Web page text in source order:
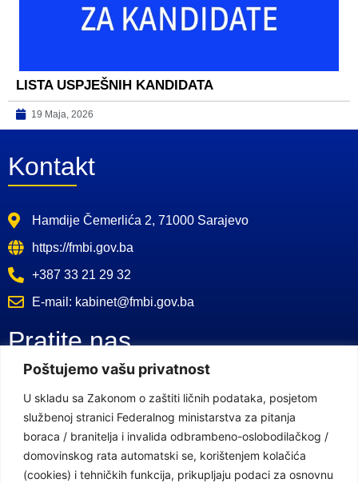
Poštujemo vašu privatnost
U skladu sa Zakonom o zaštiti ličnih podataka, posjetom
službenoj stranici Federalnog ministarstva za pitanja
boraca / branitelja i invalida odbrambeno-oslobodilačkog /
domovinskog rata automatski se, korištenjem kolačića
(cookies) i tehničkih funkcija, prikupljaju podaci za osnovnu
LISTA USPJEŠNIH KANDIDATA
19 Maja, 2026
Kontakt
Hamdije Čemerlića 2, 71000 Sarajevo
https://fmbi.gov.ba
+387 33 21 29 32
E-mail: kabinet@fmbi.gov.ba
Pratite nas
Facebook Stranica
Youtube Kanal
Linkovi